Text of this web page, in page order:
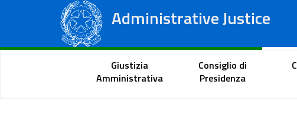
Administrative Justice
Regional Administrative Courts
Citizen Portal
Giustizia
Amministrativa
Consiglio di
Presidenza